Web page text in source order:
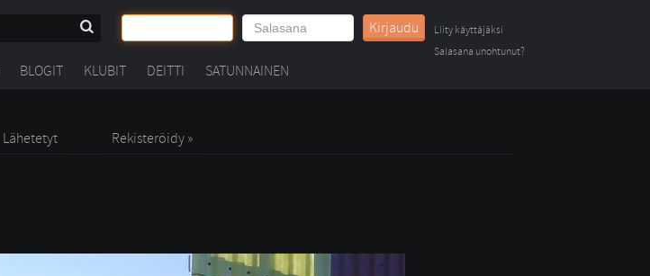
Kirjaudu
Liity käyttäjäksi
Salasana unohtunut?
BLOGIT KLUBIT DEITTI SATUNNAINEN
Lähetetyt Rekisteröidy »